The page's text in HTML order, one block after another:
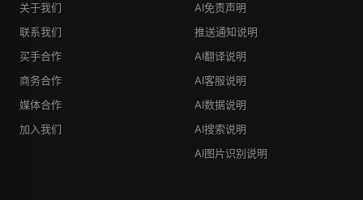
关于我们
联系我们
买手合作
商务合作
媒体合作
加入我们
AI免责声明
推送通知说明
AI翻译说明
AI客服说明
AI数据说明
AI搜索说明
AI图片识别说明